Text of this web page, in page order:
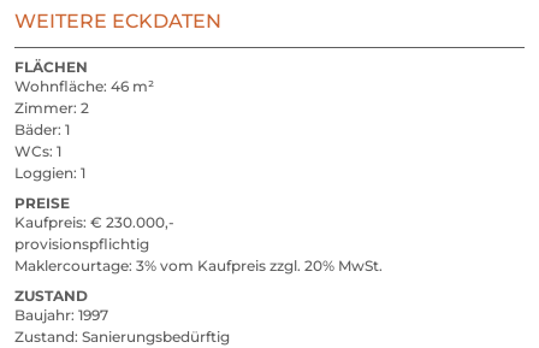
WEITERE ECKDATEN
FLÄCHEN
Wohnfläche 46 m²
Zimmer 2
Bäder 1
WCs 1
Loggien 1
PREISE
Kaufpreis € 230.000,-
provisionspflichtig
ja
Maklercourtage 3% vom Kaufpreis zzgl. 20% MwSt.
ZUSTAND
Baujahr 1997
Zustand Sanierungsbedürftig